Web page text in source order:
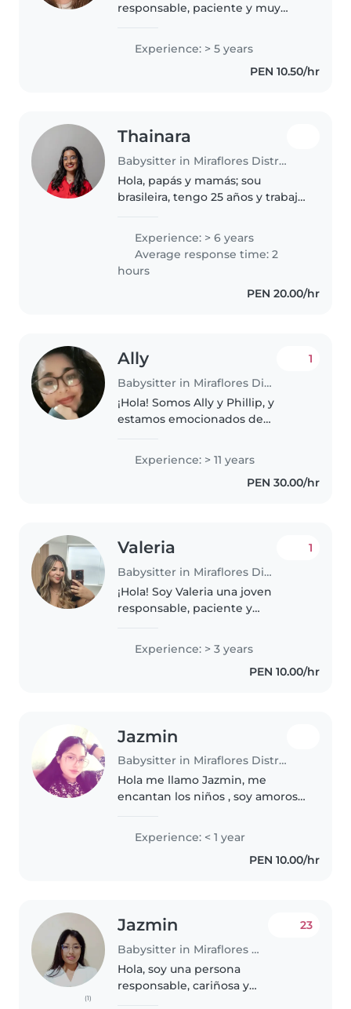
responsable, paciente y muy
experiencia cuidando niños de
diferentes edades. Disfruto
mucho pasar tiempo con ellos,
Experience: > 5 years
PEN 10.50/hr
Thainara
Babysitter in Miraflores District
Hola, papás y mamás; sou
brasileira, tengo 25 años y trabajo
familiares y conocidos. Tengo
experiencia cuidando desde
recién nacidos hasta niños de
unos..
Experience: > 6 years
Average response time: 2
hours
PEN 20.00/hr
Ally
Babysitter in Miraflores District
1
¡Hola! Somos Ally y Phillip, y
estamos emocionados de
cuidado infantil con enfoque
familiar en Miraflores. Imagina
que tu hijo o hija pase el día en..
Experience: > 11 years
PEN 30.00/hr
Valeria
Babysitter in Miraflores District
1
¡Hola! Soy Valeria una joven
responsable, paciente y
edad preescolar y escolar. Me
encanta leer cuentos, hacer
Experience: > 3 years
PEN 10.00/hr
Jazmin
Babysitter in Miraflores District
Hola me llamo Jazmin, me
encantan los niños , soy amorosa
mucha paciencia 😊🤍
Experience: < 1 year
PEN 10.00/hr
(1)
Jazmin
Babysitter in Miraflores District
23
Hola, soy una persona
responsable, cariñosa y